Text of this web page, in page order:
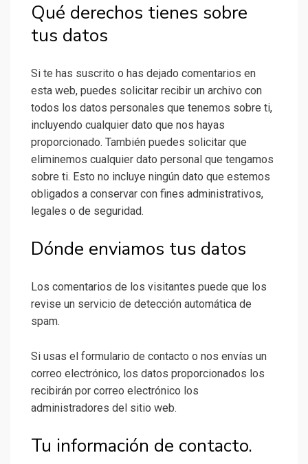
Qué derechos tienes sobre
tus datos
Si te has suscrito o has dejado comentarios en
esta web, puedes solicitar recibir un archivo con
todos los datos personales que tenemos sobre ti,
incluyendo cualquier dato que nos hayas
proporcionado. También puedes solicitar que
eliminemos cualquier dato personal que tengamos
sobre ti. Esto no incluye ningún dato que estemos
obligados a conservar con fines administrativos,
legales o de seguridad.
Dónde enviamos tus datos
Los comentarios de los visitantes puede que los
revise un servicio de detección automática de
spam.
Si usas el formulario de contacto o nos envías un
correo electrónico, los datos proporcionados los
recibirán por correo electrónico los
administradores del sitio web.
Tu información de contacto.